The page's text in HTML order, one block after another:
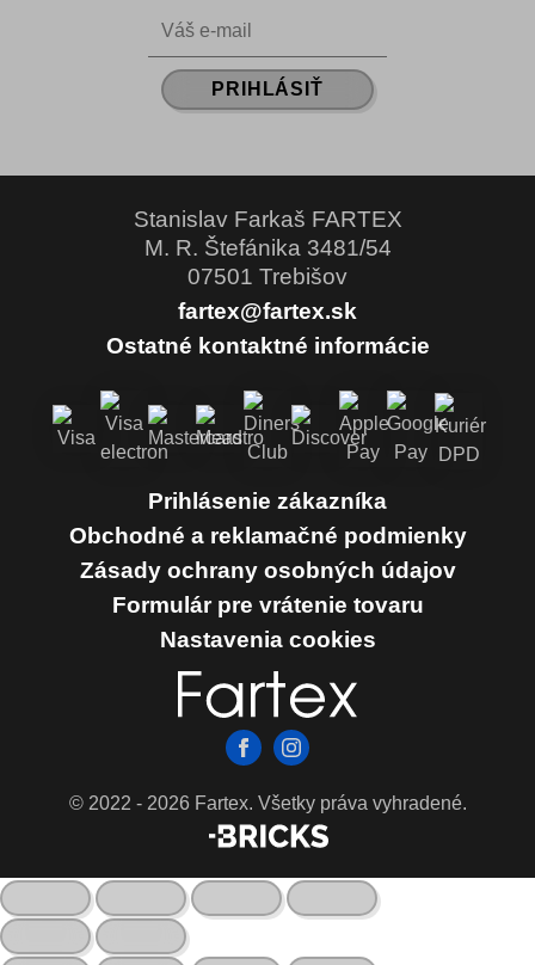
© 2022 - 2026 Fartex. Všetky práva vyhradené.
Prihlásenie zákazníka
Obchodné a reklamačné podmienky
Zásady ochrany osobných údajov
Formulár pre vrátenie tovaru
Nastavenia cookies
Stanislav Farkaš FARTEX
M. R. Štefánika 3481/54
07501 Trebišov
fartex@fartex.sk
Ostatné kontaktné informácie